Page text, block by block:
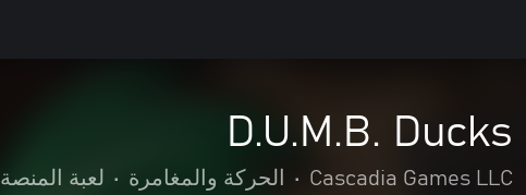
D.U.M.B. Ducks
Cascadia Games LLC
• الحركة والمغامرة • لعبة المنصة